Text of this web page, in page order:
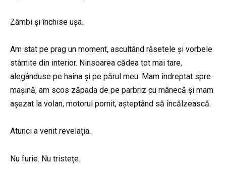
Zâmbi și închise ușa.
Am stat pe prag un moment, ascultând râsetele și vorbele
stârnite din interior. Ninsoarea cădea tot mai tare,
alegânduse pe haina și pe părul meu. Mam îndreptat spre
mașină, am scos zăpada de pe parbriz cu mânecă și mam
așezat la volan, motorul pornit, așteptând să încălzească.
Atunci a venit revelația.
Nu furie. Nu tristețe.